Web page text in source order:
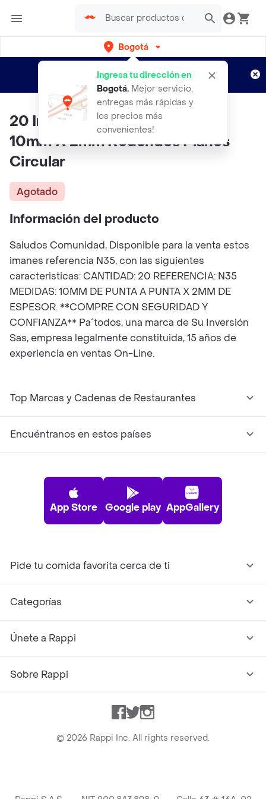
Bogotá
Ingresa tu dirección en
Bogotá. Mejor servicio,
entregas más rápidas y
los precios más
convenientes!
envíos gratis por semanas
Aplican TyC
20 Imanes Iman Neodimio N35
10mm X 2mm Redondos Planos
Circular
Agotado
Información del producto
Saludos Comunidad, Disponible para la venta estos
imanes referencia N35, con las siguientes
caracteristicas: CANTIDAD: 20 REFERENCIA: N35
MEDIDAS: 10MM DE PUNTA A PUNTA X 2MM DE
ESPESOR. **COMPRE CON SEGURIDAD Y
CONFIANZA** Pa´todos, una marca de Su Inversión
Sas, empresa legalmente constituida, 15 años de
experiencia en ventas On-Line.
Top Marcas y Cadenas de Restaurantes
Encuéntranos en estos países
App Store Google play AppGallery
Pide tu comida favorita cerca de ti
Categorías
Únete a Rappi
Sobre Rappi
Facebook
TwitterInstagram
© 2026 Rappi Inc. All rights reserved.